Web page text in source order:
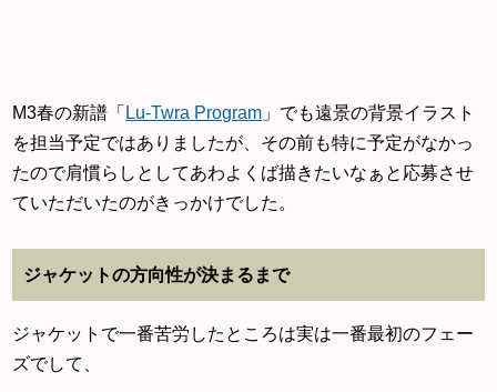
M3春の新譜「 Lu-Twra Program 」でも遠景の背景イラスト
を担当予定ではありましたが、その前も特に予定がなかっ
たので肩慣らしとしてあわよくば描きたいなぁと応募させ
ていただいたのがきっかけでした。
ジャケットの方向性が決まるまで
ジャケットで一番苦労したところは実は一番最初のフェー
ズでして、